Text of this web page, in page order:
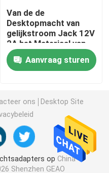
Van de de
Desktopmacht van
gelijkstroom Jack 12V
2A het Materiaal van
de de Adapterverdeler
ABS+PCAanvraag sturen
ons
Desktop Site
op China
Shenzhen GEAO